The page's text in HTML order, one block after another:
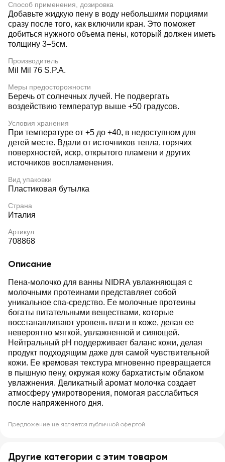
Способ применения, дозировка
Добавьте жидкую пену в воду небольшими порциями
сразу после того, как включили кран. Это поможет
добиться нужного объема пены, который должен иметь
толщину 3–5см.
Производитель
Mil Mil 76 S.P.A.
Меры предосторожности
Беречь от солнечных лучей. Не подвергать
воздействию температур выше +50 градусов.
Условия хранения
При температуре от +5 до +40, в недоступном для
детей месте. Вдали от источников тепла, горячих
поверхностей, искр, открытого пламени и других
источников воспламенения.
Вид упаковки
Пластиковая бутылка
Страна
Италия
Артикул
708868
Описание
Пена-молочко для ванны NIDRA увлажняющая с
молочными протеинами представляет собой
уникальное спа-средство. Ее молочные протеины
богаты питательными веществами, которые
восстанавливают уровень влаги в коже, делая ее
невероятно мягкой, увлажненной и сияющей.
Нейтральный pH поддерживает баланс кожи, делая
продукт подходящим даже для самой чувствительной
кожи. Ее кремовая текстура мгновенно превращается
в пышную пену, окружая кожу бархатистым облаком
увлажнения. Деликатный аромат молочка создает
атмосферу умиротворения, помогая расслабиться
после напряженного дня.
Предложение не является публичной офертой
Другие категории с этим товаром